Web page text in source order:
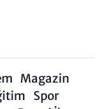
Magazin
Spor